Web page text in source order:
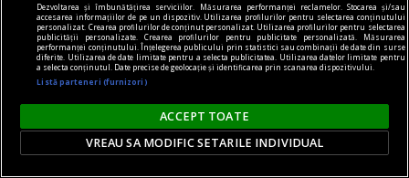
Zodia care o să dea lovitura vieții pe 7 august.
Acest nativ va avea lumea la picioare
Ziua de 7 august se anunță una cu o încărcătură
astrală aparte. Tranzitele planetare favorizează
curajul, inițiativa și deciziile importante, iar
pentru unul dintre semnele zodiacale această
dată poate marca începutul unei perioade de
Dezvoltarea și îmbunătățirea serviciilor. Măsurarea performanței reclamelor. Stocarea și/sau
accesarea informațiilor de pe un dispozitiv. Utilizarea profilurilor pentru selectarea conținutului
personalizat. Crearea profilurilor de conținut personalizat. Utilizarea profilurilor pentru selectarea
publicității personalizate. Crearea profilurilor pentru publicitate personalizată. Măsurarea
performanței conținutului. Înțelegerea publicului prin statistici sau combinații de date din surse
diferite. Utilizarea de date limitate pentru a selecta publicitatea. Utilizarea datelor limitate pentru
a selecta conținutul. Date precise de geolocație și identificarea prin scanarea dispozitivului.
Listă parteneri (furnizori)
ACCEPT TOATE
VREAU SA MODIFIC SETARILE INDIVIDUAL